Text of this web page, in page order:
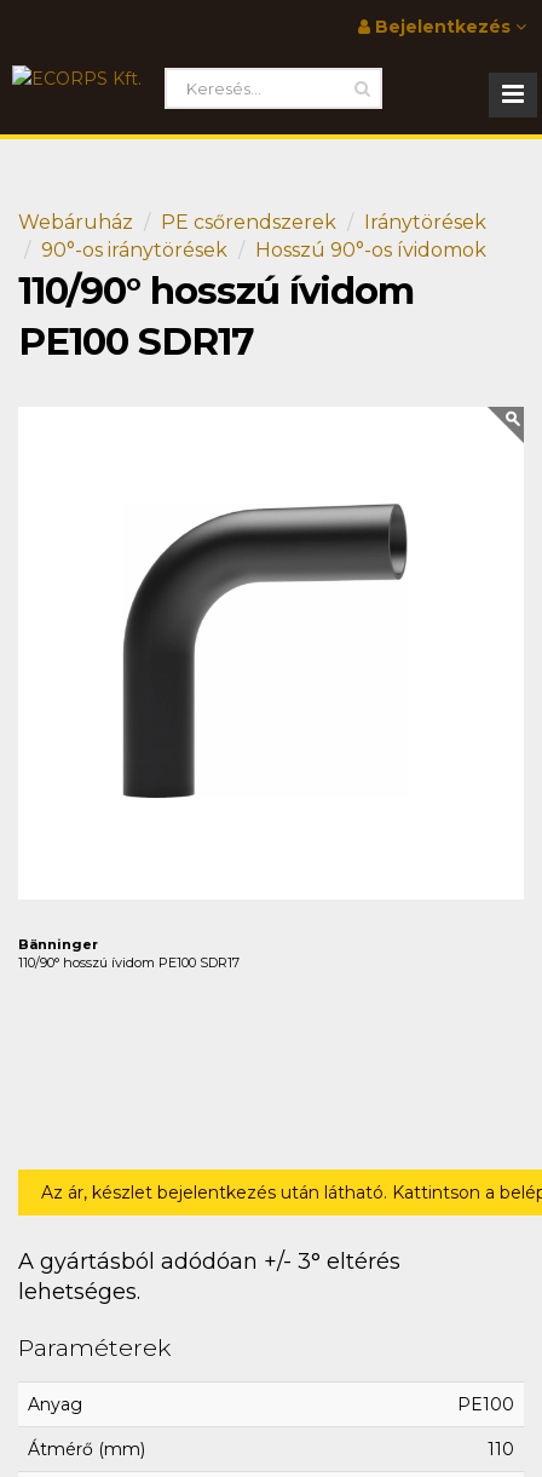
Bejelentkezés
Webáruház PE csőrendszerek
Iránytörések
90°-os iránytörések
Hosszú 90°-os ívidomok
110/90° hosszú ívidom
PE100 SDR17
Bänninger
110/90° hosszú ívidom PE100 SDR17
Az ár, készlet bejelentkezés után látható. Kattintson a
A gyártásból adódóan +/- 3° eltérés
lehetséges.
Paraméterek
Anyag PE100
Átmérő (mm) 110